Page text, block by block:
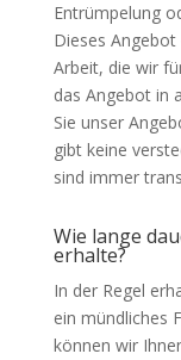
Entrümpelung
Dieses
Arbeit, die wir
das Angebot in
Sie unser
gibt keine
sind immer
Wie lange
erhalte?
In der Regel
ein mündliches
können wir